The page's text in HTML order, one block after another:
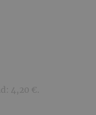
4,20 €.